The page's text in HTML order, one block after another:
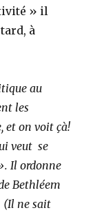
» il
à
au
les
et on voit çà!
veut se
Il ordonne
Bethléem
(Il ne sait